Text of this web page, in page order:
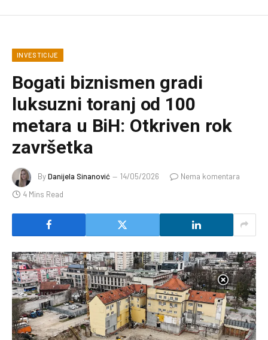
INVESTICIJE
Bogati biznismen gradi
luksuzni toranj od 100
metara u BiH: Otkriven rok
završetka
ByDanijela Sinanović 14/05/2026
Nema komentara
4 Mins Read